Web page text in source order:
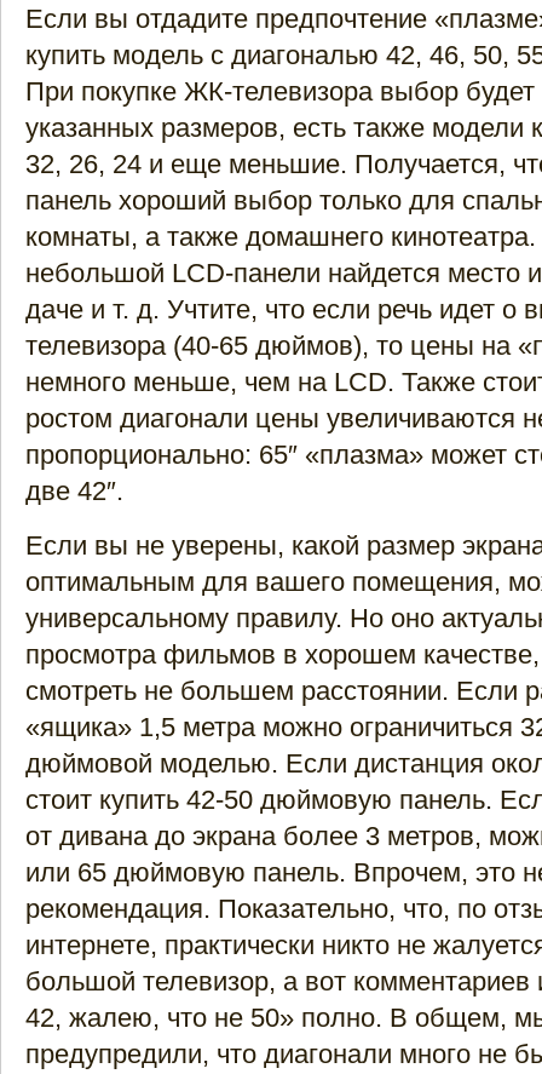
Если вы отдадите предпочтение
купить модель с диагональю 42, 46, 50,
При покупке ЖК-телевизора выбор
указанных размеров, есть также модели
32, 26, 24 и еще меньшие. Получается,
панель хороший выбор только для
комнаты, а также домашнего
небольшой LCD-панели найдется место
даче и т. д. Учтите, что если речь идет о
телевизора (40-65 дюймов), то цены на
немного меньше, чем на LCD. Также
ростом диагонали цены увеличиваются
пропорционально: 65″ «плазма» может
две 42″.
Если вы не уверены, какой размер
оптимальным для вашего помещения,
универсальному правилу. Но оно
просмотра фильмов в хорошем
смотреть не большем расстоянии. Если
«ящика» 1,5 метра можно ограничиться
дюймовой моделью. Если дистанция
стоит купить 42-50 дюймовую панель.
от дивана до экрана более 3 метров,
или 65 дюймовую панель. Впрочем, это
рекомендация. Показательно, что, по
интернете, практически никто не
большой телевизор, а вот комментариев
42, жалею, что не 50» полно. В общем,
предупредили, что диагонали много не